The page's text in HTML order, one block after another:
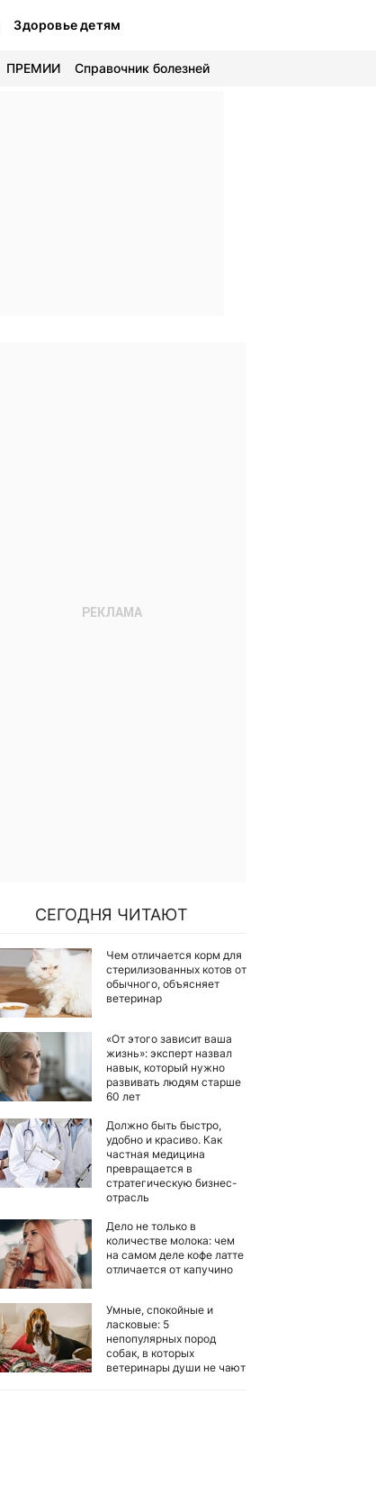
Здоровье детям
ПРЕМИИ Справочник болезней
СЕГОДНЯ ЧИТАЮТ
Чем отличается корм для
стерилизованных котов от
обычного, объясняет
ветеринар
«От этого зависит ваша
жизнь»: эксперт назвал
навык, который нужно
развивать людям старше
60 лет
Должно быть быстро,
удобно и красиво. Как
частная медицина
превращается в
стратегическую бизнес-
отрасль
Дело не только в
количестве молока: чем
на самом деле кофе латте
отличается от капучино
Умные, спокойные и
ласковые: 5
непопулярных пород
собак, в которых
ветеринары души не чают